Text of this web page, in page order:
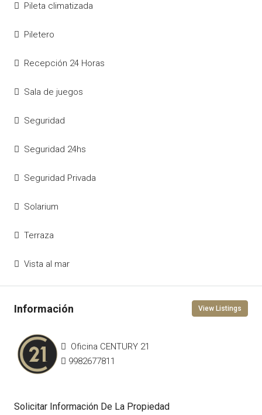
Pileta climatizada
Piletero
Recepción 24 Horas
Sala de juegos
Seguridad
Seguridad 24hs
Seguridad Privada
Solarium
Terraza
Vista al mar
View Listings
Oficina CENTURY 21
9982677811
Solicitar Información De La Propiedad